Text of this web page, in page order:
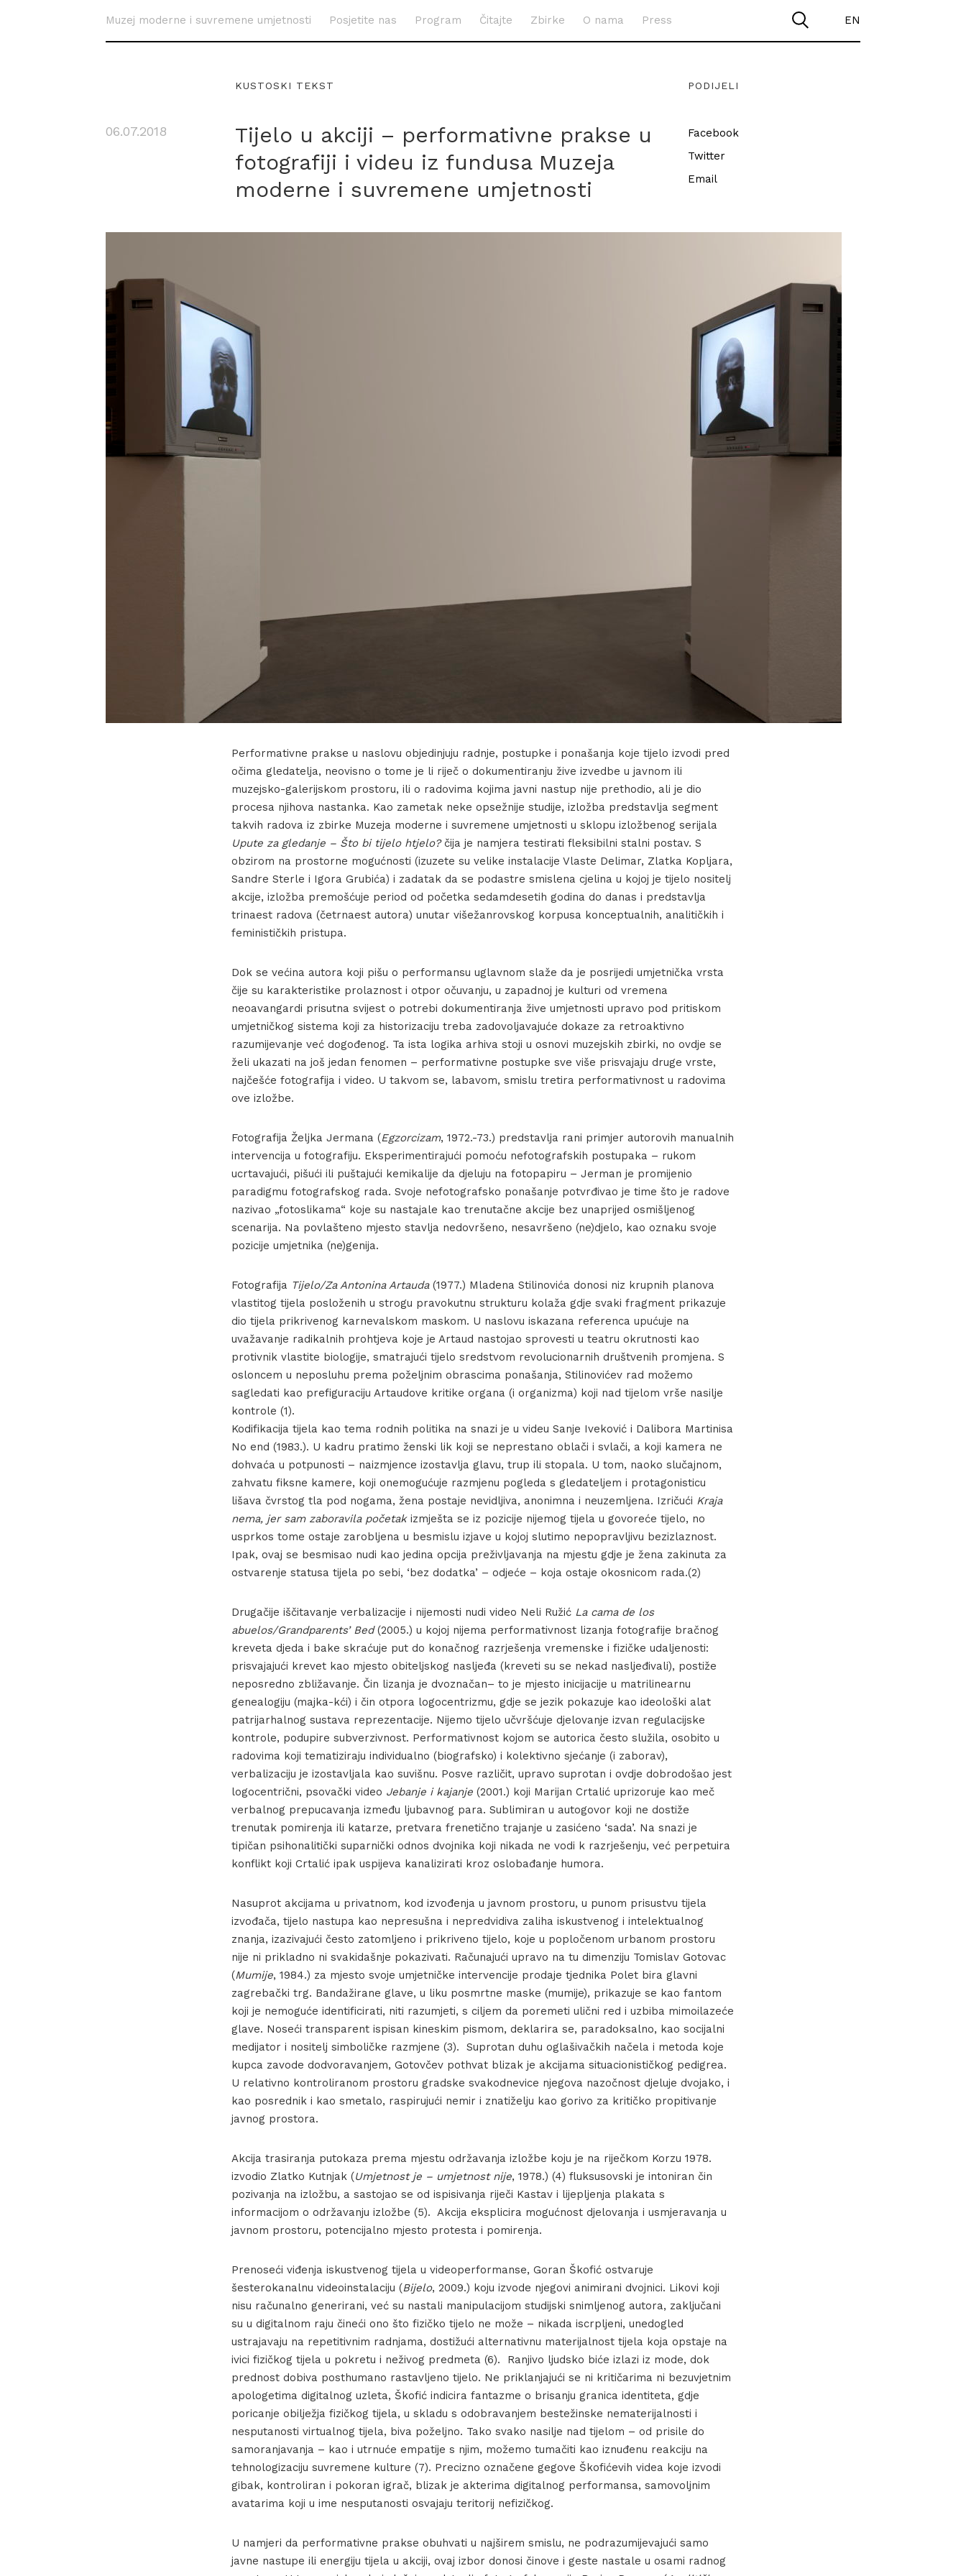
Muzej moderne i suvremene umjetnosti Posjetite nas Program Čitajte Zbirke O nama Press EN
KUSTOSKI TEKST PODIJELI
06.07.2018
Tijelo u akciji – performativne prakse u
fotografiji i videu iz fundusa Muzeja
moderne i suvremene umjetnosti
Facebook
Twitter
Email
Performativne prakse u naslovu objedinjuju radnje, postupke i ponašanja koje tijelo izvodi pred
očima gledatelja, neovisno o tome je li riječ o dokumentiranju žive izvedbe u javnom ili
muzejsko-galerijskom prostoru, ili o radovima kojima javni nastup nije prethodio, ali je dio
procesa njihova nastanka. Kao zametak neke opsežnije studije, izložba predstavlja segment
takvih radova iz zbirke Muzeja moderne i suvremene umjetnosti u sklopu izložbenog serijala
Upute za gledanje – Što bi tijelo htjelo?čija je namjera testirati fleksibilni stalni postav. S
obzirom na prostorne mogućnosti (izuzete su velike instalacije Vlaste Delimar, Zlatka Kopljara,
Sandre Sterle i Igora Grubića) i zadatak da se podastre smislena cjelina u kojoj je tijelo nositelj
akcije, izložba premošćuje period od početka sedamdesetih godina do danas i predstavlja
trinaest radova (četrnaest autora) unutar višežanrovskog korpusa konceptualnih, analitičkih i
feminističkih pristupa.
Dok se većina autora koji pišu o performansu uglavnom slaže da je posrijedi umjetnička vrsta
čije su karakteristike prolaznost i otpor očuvanju, u zapadnoj je kulturi od vremena
neoavangardi prisutna svijest o potrebi dokumentiranja žive umjetnosti upravo pod pritiskom
umjetničkog sistema koji za historizaciju treba zadovoljavajuće dokaze za retroaktivno
razumijevanje već dogođenog. Ta ista logika arhiva stoji u osnovi muzejskih zbirki, no ovdje se
želi ukazati na još jedan fenomen – performativne postupke sve više prisvajaju druge vrste,
najčešće fotografija i video. U takvom se, labavom, smislu tretira performativnost u radovima
ove izložbe.
Fotografija Željka Jermana (Egzorcizam, 1972.-73.) predstavlja rani primjer autorovih manualnih
intervencija u fotografiju. Eksperimentirajući pomoću nefotografskih postupaka – rukom
ucrtavajući, pišući ili puštajući kemikalije da djeluju na fotopapiru – Jerman je promijenio
paradigmu fotografskog rada. Svoje nefotografsko ponašanje potvrđivao je time što je radove
nazivao „fotoslikama“ koje su nastajale kao trenutačne akcije bez unaprijed osmišljenog
scenarija. Na povlašteno mjesto stavlja nedovršeno, nesavršeno (ne)djelo, kao oznaku svoje
pozicije umjetnika (ne)genija.
Fotografija Tijelo/Za Antonina Artauda(1977.) Mladena Stilinovića donosi niz krupnih planova
vlastitog tijela posloženih u strogu pravokutnu strukturu kolaža gdje svaki fragment prikazuje
dio tijela prikrivenog karnevalskom maskom. U naslovu iskazana referenca upućuje na
uvažavanje radikalnih prohtjeva koje je Artaud nastojao sprovesti u teatru okrutnosti kao
protivnik vlastite biologije, smatrajući tijelo sredstvom revolucionarnih društvenih promjena. S
osloncem u neposluhu prema poželjnim obrascima ponašanja, Stilinovićev rad možemo
sagledati kao prefiguraciju Artaudove kritike organa (i organizma) koji nad tijelom vrše nasilje
kontrole (1).
Kodifikacija tijela kao tema rodnih politika na snazi je u videu Sanje Iveković i Dalibora Martinisa
No end (1983.). U kadru pratimo ženski lik koji se neprestano oblači i svlači, a koji kamera ne
dohvaća u potpunosti – naizmjence izostavlja glavu, trup ili stopala. U tom, naoko slučajnom,
zahvatu fiksne kamere, koji onemogućuje razmjenu pogleda s gledateljem i protagonisticu
lišava čvrstog tla pod nogama, žena postaje nevidljiva, anonimna i neuzemljena. Izričući Kraja
nema, jer sam zaboravila početakizmješta se iz pozicije nijemog tijela u govoreće tijelo, no
usprkos tome ostaje zarobljena u besmislu izjave u kojoj slutimo nepopravljivu bezizlaznost.
Ipak, ovaj se besmisao nudi kao jedina opcija preživljavanja na mjestu gdje je žena zakinuta za
ostvarenje statusa tijela po sebi, ‘bez dodatka’ – odjeće – koja ostaje okosnicom rada.(2)
Drugačije iščitavanje verbalizacije i nijemosti nudi video Neli Ružić La cama de los
abuelos/Grandparents’ Bed(2005.) u kojoj nijema performativnost lizanja fotografije bračnog
kreveta djeda i bake skraćuje put do konačnog razrješenja vremenske i fizičke udaljenosti:
prisvajajući krevet kao mjesto obiteljskog nasljeđa (kreveti su se nekad nasljeđivali), postiže
neposredno zbližavanje. Čin lizanja je dvoznačan– to je mjesto inicijacije u matrilinearnu
genealogiju (majka-kći) i čin otpora logocentrizmu, gdje se jezik pokazuje kao ideološki alat
patrijarhalnog sustava reprezentacije. Nijemo tijelo učvršćuje djelovanje izvan regulacijske
kontrole, podupire subverzivnost. Performativnost kojom se autorica često služila, osobito u
radovima koji tematiziraju individualno (biografsko) i kolektivno sjećanje (i zaborav),
verbalizaciju je izostavljala kao suvišnu. Posve različit, upravo suprotan i ovdje dobrodošao jest
logocentrični, psovački video Jebanje i kajanje (2001.) koji Marijan Crtalić uprizoruje kao meč
verbalnog prepucavanja između ljubavnog para. Sublimiran u autogovor koji ne dostiže
trenutak pomirenja ili katarze, pretvara frenetično trajanje u zasićeno ‘sada’. Na snazi je
tipičan psihonalitički suparnički odnos dvojnika koji nikada ne vodi k razrješenju, već perpetuira
konflikt koji Crtalić ipak uspijeva kanalizirati kroz oslobađanje humora.
Nasuprot akcijama u privatnom, kod izvođenja u javnom prostoru, u punom prisustvu tijela
izvođača, tijelo nastupa kao nepresušna i nepredvidiva zaliha iskustvenog i intelektualnog
znanja, izazivajući često zatomljeno i prikriveno tijelo, koje u popločenom urbanom prostoru
nije ni prikladno ni svakidašnje pokazivati. Računajući upravo na tu dimenziju Tomislav Gotovac
(Mumije, 1984.) za mjesto svoje umjetničke intervencije prodaje tjednika Polet bira glavni
zagrebački trg. Bandažirane glave, u liku posmrtne maske (mumije), prikazuje se kao fantom
koji je nemoguće identificirati, niti razumjeti, s ciljem da poremeti ulični red i uzbiba mimoilazeće
glave. Noseći transparent ispisan kineskim pismom, deklarira se, paradoksalno, kao socijalni
medijator i nositelj simboličke razmjene (3). Suprotan duhu oglašivačkih načela i metoda koje
kupca zavode dodvoravanjem, Gotovčev pothvat blizak je akcijama situacionističkog pedigrea.
U relativno kontroliranom prostoru gradske svakodnevice njegova nazočnost djeluje dvojako, i
kao posrednik i kao smetalo, raspirujući nemir i znatiželju kao gorivo za kritičko propitivanje
javnog prostora.
Akcija trasiranja putokaza prema mjestu održavanja izložbe koju je na riječkom Korzu 1978.
izvodio Zlatko Kutnjak (Umjetnost je – umjetnost nije, 1978.) (4) fluksusovski je intoniran čin
pozivanja na izložbu, a sastojao se od ispisivanja riječi Kastav i lijepljenja plakata s
informacijom o održavanju izložbe (5). Akcija eksplicira mogućnost djelovanja i usmjeravanja u
javnom prostoru, potencijalno mjesto protesta i pomirenja.
Prenoseći viđenja iskustvenog tijela u videoperformanse, Goran Škofić ostvaruje
šesterokanalnu videoinstalaciju (Bijelo, 2009.) koju izvode njegovi animirani dvojnici. Likovi koji
nisu računalno generirani, već su nastali manipulacijom studijski snimljenog autora, zaključani
su u digitalnom raju čineći ono što fizičko tijelo ne može – nikada iscrpljeni, unedogled
ustrajavaju na repetitivnim radnjama, dostižući alternativnu materijalnost tijela koja opstaje na
ivici fizičkog tijela u pokretu i neživog predmeta (6). Ranjivo ljudsko biće izlazi iz mode, dok
prednost dobiva posthumano rastavljeno tijelo. Ne priklanjajući se ni kritičarima ni bezuvjetnim
apologetima digitalnog uzleta, Škofić indicira fantazme o brisanju granica identiteta, gdje
poricanje obilježja fizičkog tijela, u skladu s odobravanjem bestežinske nematerijalnosti i
nesputanosti virtualnog tijela, biva poželjno. Tako svako nasilje nad tijelom – od prisile do
samoranjavanja – kao i utrnuće empatije s njim, možemo tumačiti kao iznuđenu reakciju na
tehnologizaciju suvremene kulture (7). Precizno označene gegove Škofićevih videa koje izvodi
gibak, kontroliran i pokoran igrač, blizak je akterima digitalnog performansa, samovoljnim
avatarima koji u ime nesputanosti osvajaju teritorij nefizičkog.
U namjeri da performativne prakse obuhvati u najširem smislu, ne podrazumijevajući samo
javne nastupe ili energiju tijela u akciji, ovaj izbor donosi činove i geste nastale u osami radnog